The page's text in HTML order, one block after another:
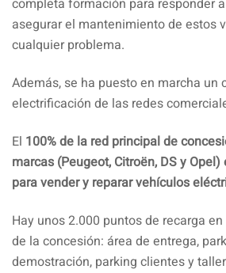
completa formación para responder
asegurar el mantenimiento de estos
cualquier problema.
Además, se ha puesto en marcha un
electrificación de las redes
El 100% de la red principal de
marcas (Peugeot, Citroën, DS y
para vender y reparar vehículos
Hay unos 2.000 puntos de recarga
de la concesión: área de entrega,
demostración, parking clientes y